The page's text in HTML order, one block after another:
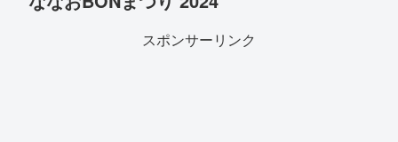
スポンサーリンク